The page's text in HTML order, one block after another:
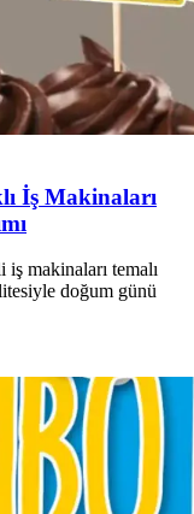
İş Makinaları
makinaları temalı
doğum günü